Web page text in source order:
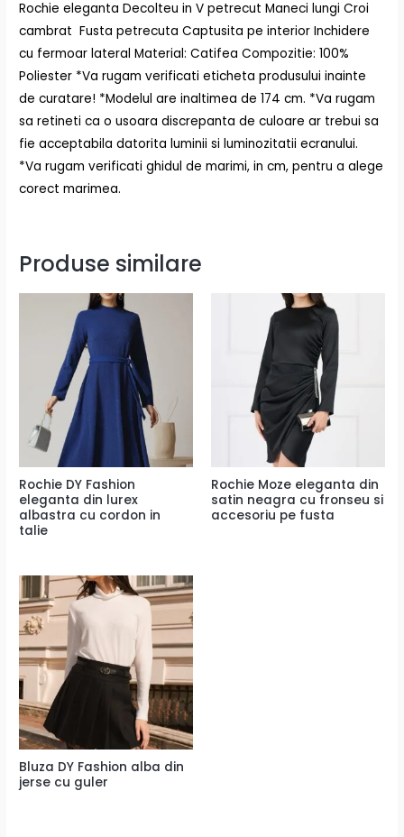
Rochie eleganta Decolteu in V petrecut Maneci lungi Croi
cambrat Fusta petrecuta Captusita pe interior Inchidere
cu fermoar lateral Material: Catifea Compozitie: 100%
Poliester *Va rugam verificati eticheta produsului inainte
de curatare! *Modelul are inaltimea de 174 cm. *Va rugam
sa retineti ca o usoara discrepanta de culoare ar trebui sa
fie acceptabila datorita luminii si luminozitatii ecranului.
*Va rugam verificati ghidul de marimi, in cm, pentru a alege
corect marimea.
Produse similare
Rochie DY Fashion
eleganta din lurex
albastra cu cordon in
talie
Rochie Moze eleganta din
satin neagra cu fronseu si
accesoriu pe fusta
Bluza DY Fashion alba din
jerse cu guler